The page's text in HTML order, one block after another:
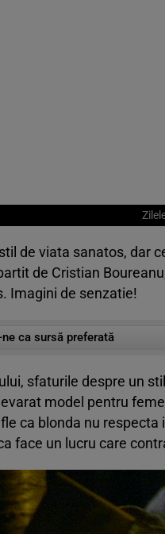
de viata sanatos, dar
de Cristian
Imagini de senzatie!
ca sursă preferată
sfaturile despre un
model pentru
ca blonda nu respecta
face un lucru care